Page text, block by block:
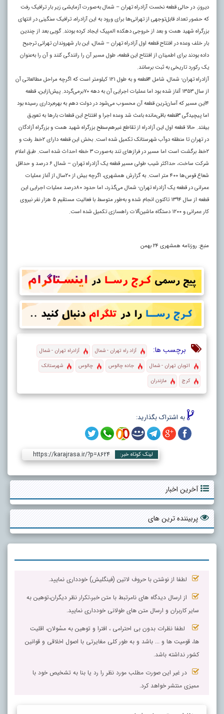
دیروز، در حالی قطعه نخست آزادراه تهران – شمال به‌صورت آزمایشی زیر بار ترافیک رفت
که حضور تعداد قابل‌توجهی از تهرانی‌ها برای ورود به این آزادراه، ترافیک سنگینی در انتهای
بزرگراه شهید همت و بعد از خروجی دهکده المپیک ایجاد کرده بودند. گویی بعد از چندین
بار خلف وعده در افتتاح قطعه اول آزادراه تهران – شمال، این بار شهروندان تهرانی ترجیح
داده بودند برای اطمینان از افتتاح این قطعه، طول مسیر آن را رانندگی کنند و آن را به‌عنوان
یک رکورد تاریخی به ثبت برسانند.
آزادراه تهران- شمال، شامل ۴قطعه و به طول ۱۲۱ کیلومتر است که اگرچه مراحل مطالعاتی آن
از سال ۱۳۵۳ آغاز شده بود اما عملیات اجرایی آن به دهه ۷۰برمی‌گردد. پیش‌ازاین، قطعه
۴این مسیر که آسان‌ترین قطعه آن محسوب می‌شود در دولت دهم به بهره‌برداری رسیده بود
اما پیچیدگی ۳قطعه باقی‌مانده باعث شد وعده اجرا و افتتاح این قطعات بارها به تعویق
بیفتد. حالا قطعه اول این آزادراه از تقاطع غیرهم‌سطح بزرگراه شهید همت و بزرگراه آزادگان
در تهران تا منطقه دوآب شهرستانک تکمیل شده است. بخش این قطعه دارای ۲خط رفت و
۲خط برگشت است اما مسیر در فرازهای تند به‌صورت ۳ خطه احداث شده است. طبق اعلام
شرکت ساخت، حداکثر شیب طولی مسیر قطعه یک آزادراه تهران – شمال ۶ درصد و حداقل
شعاع قوس‌ها ۴۰۰ متر است. به گزارش همشهری، اگرچه بیش از ۲۰سال از آغاز عملیات
عمرانی در قطعه یک آزادراه تهران- شمال می‌گذرد، اما حدود ۸۰درصد عملیات اجرایی این
قطعه از سال ۱۳۹۴ تاکنون انجام شده و به‌طور متوسط با فعالیت مستقیم ۵ هزار نفر نیروی
کار عمرانی و ۱۲۰۰ دستگاه ماشین‌آلات راهسازی تکمیل شده است.
منبع: روزنامه همشهری ۲۴ بهمن
برچسب ها: آزاد راه تهران - شمال
آزادراه تهران - شمال
اتوبان تهران - شمال
جاده چالوس چالوس
شهرستانک
کرج
مازندران
به اشتراک بگذارید:
لینک کوتاه خبر: https://karajrasa.ir/?p=8624
آخرین اخبار
پربیننده ترین های
لطفا از نوشتن با حروف لاتین (فینگلیش) خودداری نمایید.
از ارسال دیدگاه های نامرتبط با متن خبر،تکرار نظر دیگران،توهین به
سایر کاربران و ارسال متن های طولانی خودداری نمایید.
لطفا نظرات بدون بی احترامی ، افترا و توهین به مسٔولان، اقلیت
ها، قومیت ها و ... باشد و به طور کلی مغایرتی با اصول اخلاقی و قوانین
کشور نداشته باشد.
در غیر این صورت مطلب مورد نظر را رد یا بنا به تشخیص خود با
ممیزی منتشر خواهد کرد.